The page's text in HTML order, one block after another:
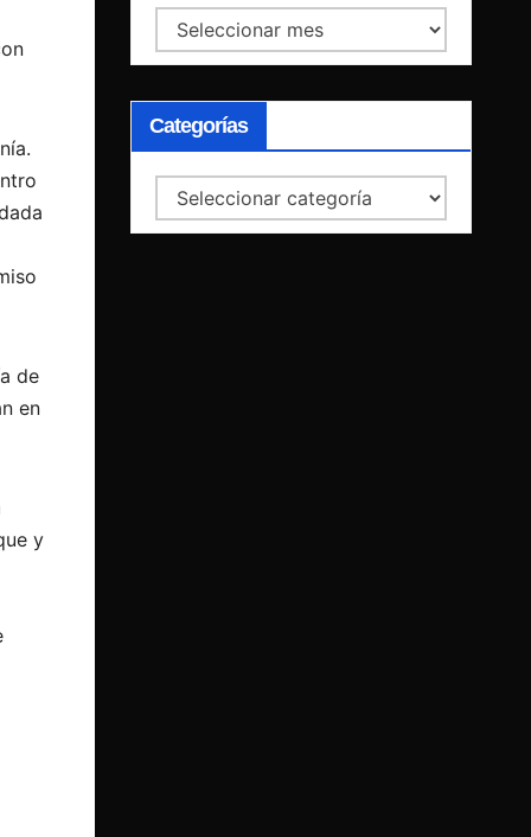
de
en
y
Archivos
Categorías
Categorías